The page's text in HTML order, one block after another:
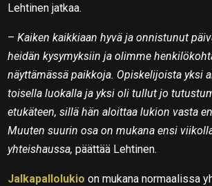
Lehtinen jatkaa.
–Kaiken kaikkiaan hyvä ja onnistunut
heidän kysymyksiin ja olimme
näyttämässä paikkoja. Opiskelijoista yksi
toisella luokalla ja yksi oli tullut jo
etukäteen, sillä hän aloittaa lukion vasta
Muuten suurin osa on mukana ensi
yhteishaussa, päättää Lehtinen.
Jalkapallolukio on mukana normaalissa